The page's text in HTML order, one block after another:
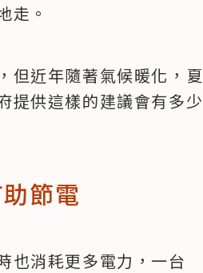
走。
但近年隨著氣候暖化，夏
提供這樣的建議會有多少
節電
也消耗更多電力，一台